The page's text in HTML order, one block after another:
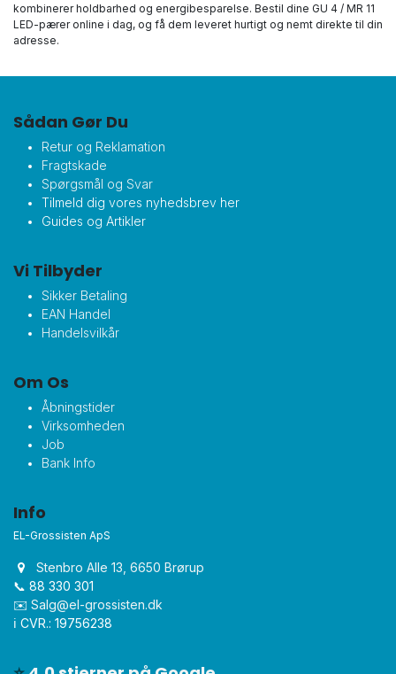
kombinerer holdbarhed og energibesparelse. Bestil dine GU 4 / MR 11
LED-pærer online i dag, og få dem leveret hurtigt og nemt direkte til din
adresse.
Sådan Gør Du
Retur og Reklamation
Fragtskade
Spørgsmål og Svar
Tilmeld dig vores nyhedsbrev her
Guides og Artikler
Vi Tilbyder
Sikker Betaling
EAN Handel
Handelsvilkår
Om Os
Åbningstider
Virksomheden
Job
Bank Info
Info
EL-Grossisten ApS
Stenbro Alle 13, 6650 Brørup
📞 88 330 301
✉️ Salg@el-grossisten.dk​
ℹ️ CVR.: 19756238